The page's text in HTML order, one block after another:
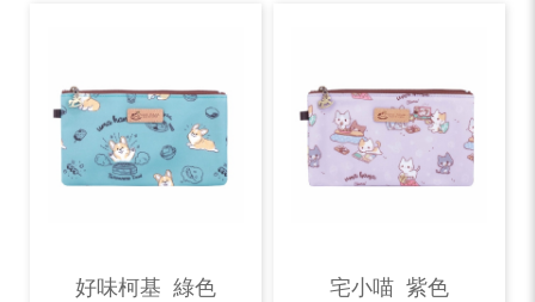
好味柯基 綠色 宅小喵 紫色